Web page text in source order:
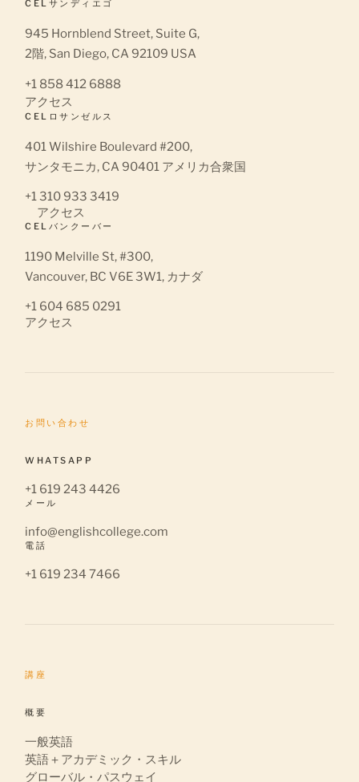
CELサンディエゴ
945 Hornblend Street, Suite G,
2階, San Diego, CA 92109 USA
+1 858 412 6888
アクセス
CELロサンゼルス
401 Wilshire Boulevard #200,
サンタモニカ, CA 90401 アメリカ合衆国
+1 310 933 3419
アクセス
CELバンクーバー
1190 Melville St, #300,
Vancouver, BC V6E 3W1, カナダ
+1 604 685 0291
アクセス
お問い合わせ
WHATSAPP
+1 619 243 4426
メール
info@englishcollege.com
電話
+1 619 234 7466
講座
概要
一般英語
英語＋アカデミック・スキル
グローバル・パスウェイ